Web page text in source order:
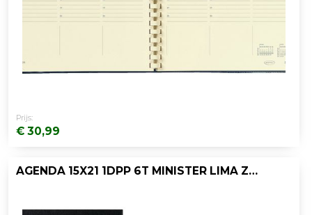
Prijs:
€ 30,99
AGENDA 15X21 1DPP 6T MINISTER LIMA ZWART